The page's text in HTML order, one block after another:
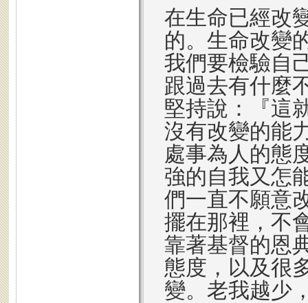
在生命已經改
的。生命改變
我們要檢驗自
跟過去有什麼
堅持說：『這
沒有改變的能
處事為人的態
強的自我又怎
們一直不願意
擺在那裡，不
靠著基督的恩
態度，以及很
變。老我越少